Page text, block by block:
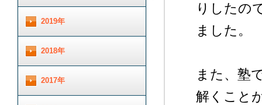
りしたの
ました。
また、塾
解くこと
2019年
2018年
2017年